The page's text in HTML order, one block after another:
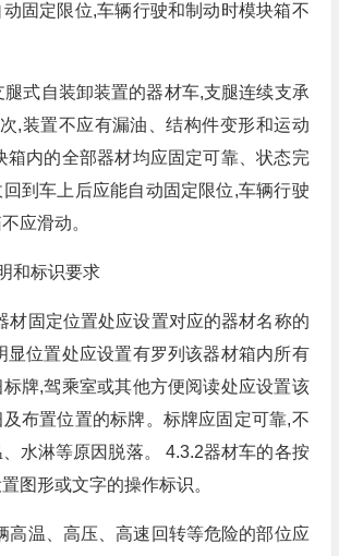
固定限位,车辆行驶和制动时模块箱不
腿式自装卸装置的器材车,支腿连续支承
,装置不应有漏油、结构件变形和运动
箱内的全部器材均应固定可靠、状态完
到车上后应能自动固定限位,车辆行驶
应滑动。
和标识要求
材固定位置处应设置对应的器材名称的
显位置处应设置有罗列该器材箱内所有
牌,驾乘室或其他方便阅读处应设置该
布置位置的标牌。标牌应固定可靠,不
水淋等原因脱落。 4.3.2器材车的各按
图形或文字的操作标识。
高温、高压、高速回转等危险的部位应